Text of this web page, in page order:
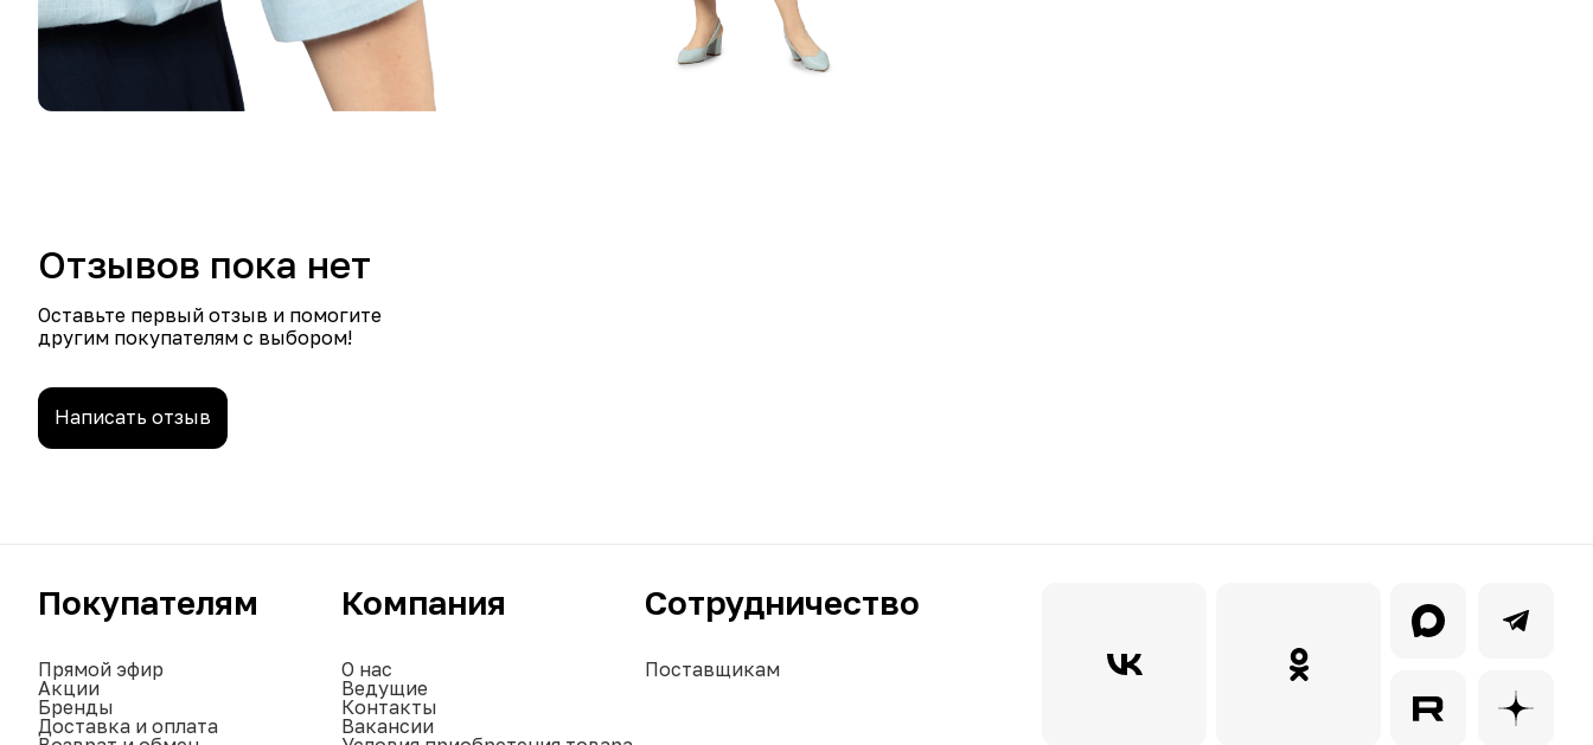
Отзывов пока нет
Оставьте первый отзыв и помогите
другим покупателям с выбором!
Написать отзыв
Покупателям
Прямой эфир
Акции
Бренды
Доставка и оплата
Компания
О нас
Ведущие
Контакты
Вакансии
Сотрудничество
Поставщикам